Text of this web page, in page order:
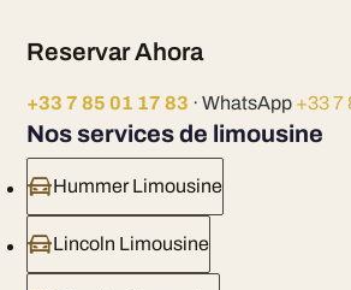
Reservar Ahora
+33 7 85 01 17 83 · WhatsApp +33 7
Nos services de limousine
Hummer Limousine
Lincoln Limousine